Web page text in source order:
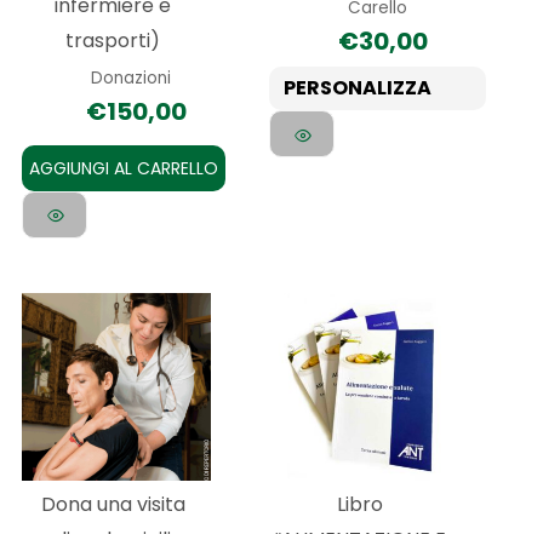
trasporti)
Donazioni
€150,00
AGGIUNGI AL CARRELLO
Carello
€30,00
PERSONALIZZA
scelte
nella
pagina
Dona una visita
Libro